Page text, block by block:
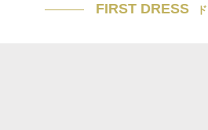
FIRST DRESS